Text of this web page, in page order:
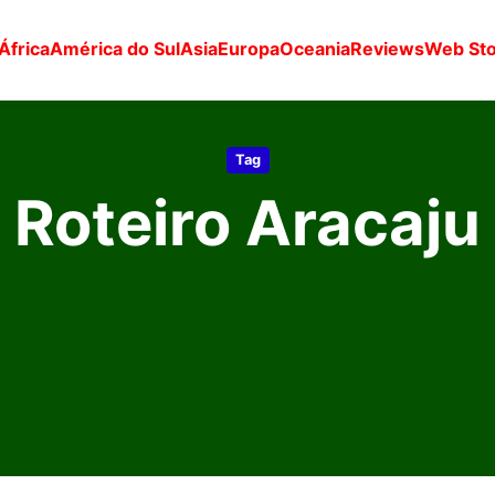
América do SulAsiaEuropaOceaniaReviewsWeb
Tag
Roteiro Aracaju